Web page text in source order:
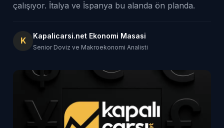
çalışıyor. İtalya ve İspanya bu alanda ön planda.
K Kapalicarsi.net Ekonomi Masasi
Senior Doviz ve Makroekonomi Analisti